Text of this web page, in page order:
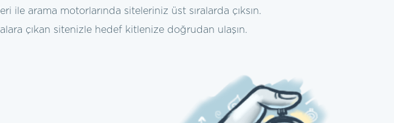
ile arama motorlarında siteleriniz üst sıralarda çıksın.
çıkan sitenizle hedef kitlenize doğrudan ulaşın.